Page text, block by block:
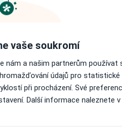
Dnes
Online rezervace
vaše soukromí
nám a našim partnerům používat
údajů pro
při procházení. Své
Další informace naleznete v